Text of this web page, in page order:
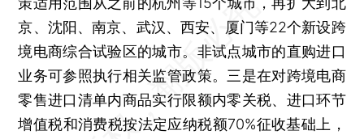
京、沈阳、南京、武汉、西安、厦门等22个新设跨
境电商综合试验区的城市。非试点城市的直购进口
业务可参照执行相关监管政策。三是在对跨境电商
零售进口清单内商品实行限额内零关税、进口环节
增值税和消费税按法定应纳税额70%征收基础上，